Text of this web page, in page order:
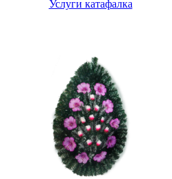
Услуги катафалка